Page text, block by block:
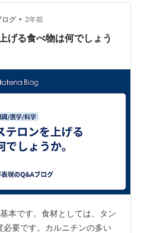
ログ • 2年前
げる食べ物は何でしょう
本です。食材としては、タン
要です。カルニチンの多い